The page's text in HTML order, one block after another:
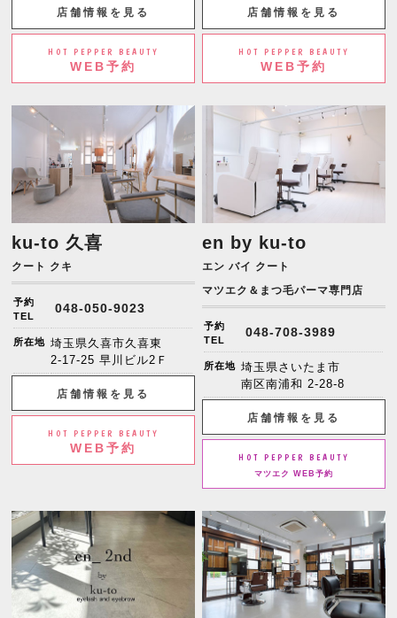
店舗情報を見る
HOT PEPPER BEAUTY
WEB予約
店舗情報を見る
HOT PEPPER BEAUTY
WEB予約
ku-to 久喜
クート クキ
予約
TEL
048-050-9023
所在地 埼玉県久喜市久喜東
2-17-25 早川ビル2Ｆ
店舗情報を見る
HOT PEPPER BEAUTY
WEB予約
en by ku-to
エン バイ クート
マツエク＆まつ毛パーマ専門店
予約
TEL
048-708-3989
所在地 埼玉県さいたま市
南区南浦和 2-28-8
店舗情報を見る
HOT PEPPER BEAUTY
マツエク WEB予約